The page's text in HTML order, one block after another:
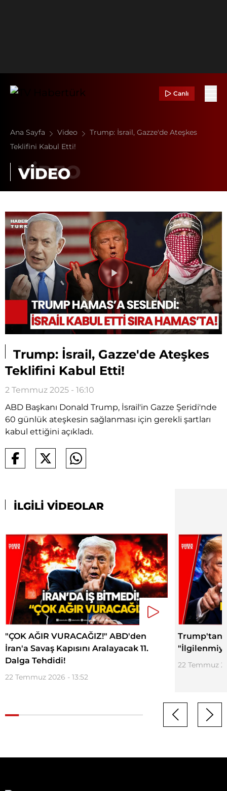
Canlı
Ana Sayfa Video
Trump: İsrail, Gazze'de Ateşkes
Teklifini Kabul Etti!
VİDEO
Videoyu
Oynat
Trump: İsrail, Gazze'de Ateşkes
Teklifini Kabul Etti!
2 Temmuz 2025 - 16:10
ABD Başkanı Donald Trump, İsrail'in Gazze Şeridi'nde
60 günlük ateşkesin sağlanması için gerekli şartları
kabul ettiğini açıkladı.
İLGİLİ VİDEOLAR
"ÇOK AĞIR VURACAĞIZ!" ABD'den
İran'a Savaş Kapısını Aralayacak 11.
Dalga Tehdidi!
22 Temmuz 2026 - 13:52
Trump'tan
22 Temmuz